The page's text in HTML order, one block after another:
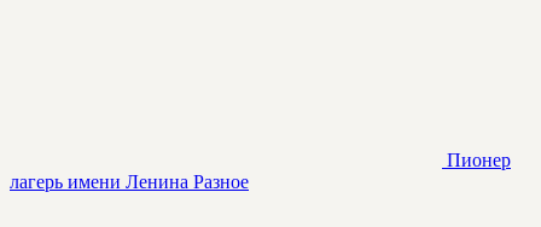
Пионер
лагерь имени Ленина Разное